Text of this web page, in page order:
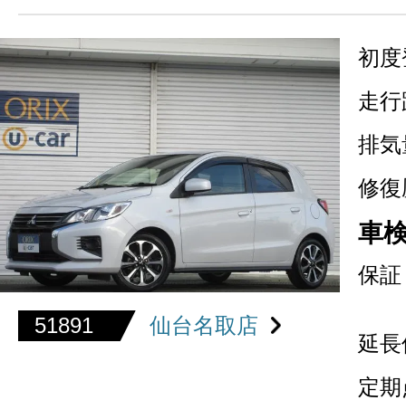
51891 仙台名取店
初
走
排気
修復
車
保証
延
定